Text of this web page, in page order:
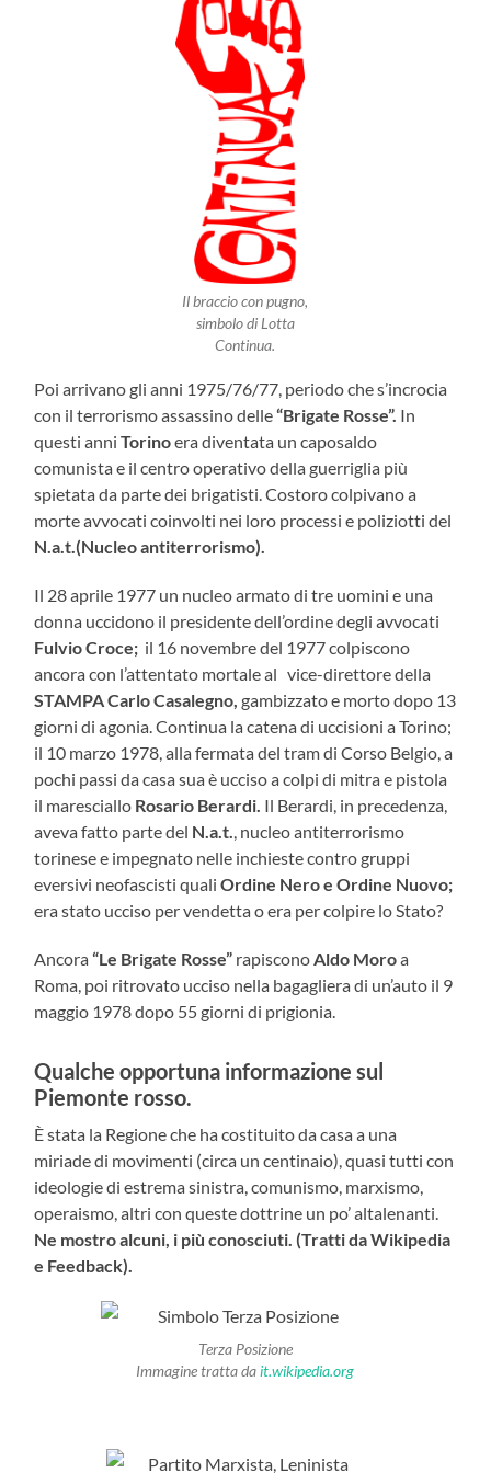
Il braccio con pugno,
simbolo di Lotta
Continua.
Poi arrivano gli anni 1975/76/77, periodo che s’incrocia
con il terrorismo assassino delle“Brigate Rosse”. In
questi anniTorinoera diventata un caposaldo
comunista e il centro operativo della guerriglia più
spietata da parte dei brigatisti. Costoro colpivano a
morte avvocati coinvolti nei loro processi e poliziotti del
N.a.t.(Nucleo antiterrorismo).
Il 28 aprile 1977 un nucleo armato di tre uomini e una
donna uccidono il presidente dell’ordine degli avvocati
Fulvio Croce; il 16 novembre del 1977 colpiscono
ancora con l’attentato mortale al vice-direttore della
STAMPACarlo Casalegno, gambizzato e morto dopo 13
giorni di agonia. Continua la catena di uccisioni a Torino;
il 10 marzo 1978, alla fermata del tram di Corso Belgio, a
pochi passi da casa sua è ucciso a colpi di mitra e pistola
il maresciallo Rosario Berardi. Il Berardi, in precedenza,
aveva fatto parte del N.a.t., nucleo antiterrorismo
torinese e impegnato nelle inchieste contro gruppi
eversivi neofascisti qualiOrdine Nero e Ordine Nuovo;
era stato ucciso per vendetta o era per colpire lo Stato?
Ancora“Le Brigate Rosse” rapisconoAldo Moroa
Roma, poi ritrovato ucciso nella bagagliera di un’auto il 9
maggio 1978 dopo 55 giorni di prigionia.
Qualche opportuna informazione sul
Piemonte rosso.
È stata la Regione che ha costituito da casa a una
miriade di movimenti (circa un centinaio), quasi tutti con
ideologie di estrema sinistra, comunismo, marxismo,
operaismo, altri con queste dottrine un po’ altalenanti.
Ne mostro alcuni, i più conosciuti. (Tratti da Wikipedia
e Feedback).
Terza Posizione
Immagine tratta dait.wikipedia.org